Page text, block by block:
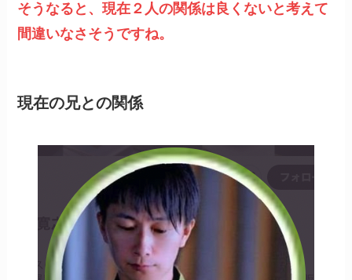
そうなると、現在２人の関係は良くないと考えて
間違いなさそうですね。
現在の兄との関係